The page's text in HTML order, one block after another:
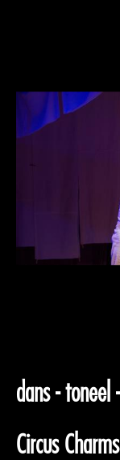
dans -
Circus Charms